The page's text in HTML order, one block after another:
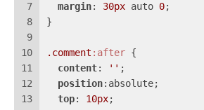
7
8
9
10
11
12
13
margin: 30px auto 0;
}
.comment :after {
content: '' ;
position:absolute;
top: 10px;